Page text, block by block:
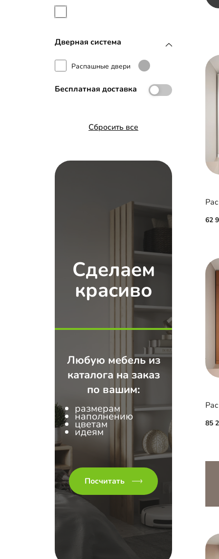
Дверная система
Распашные двери
Бесплатная доставка
Сбросить все
Сделаем
красиво
Любую мебель из
каталога на заказ
по вашим:
размерам
наполнению
цветам
идеям
Посчитать
62
85